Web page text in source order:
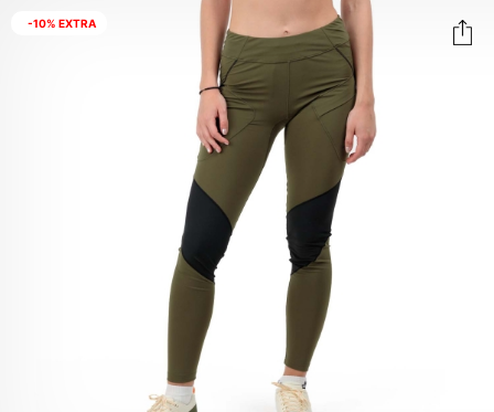
-10% EXTRA